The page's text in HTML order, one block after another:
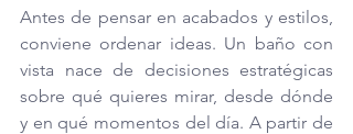
Antes de pensar en acabados y estilos,
conviene ordenar ideas. Un baño con
vista nace de decisiones estratégicas
sobre qué quieres mirar, desde dónde
y en qué momentos del día. A partir de